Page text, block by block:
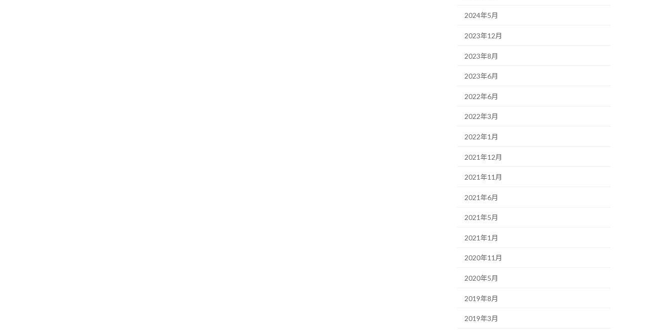
2024年5月
2023年12月
2023年8月
2023年6月
2022年6月
2022年3月
2022年1月
2021年12月
2021年11月
2021年6月
2021年5月
2021年1月
2020年11月
2020年5月
2019年8月
2019年3月